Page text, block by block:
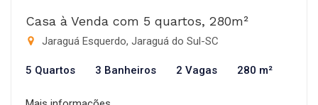
Casa à Venda com 5 quartos, 280m²
Jaraguá Esquerdo, Jaraguá do Sul-SC
5 Quartos 3 Banheiros 2 Vagas 280 m²